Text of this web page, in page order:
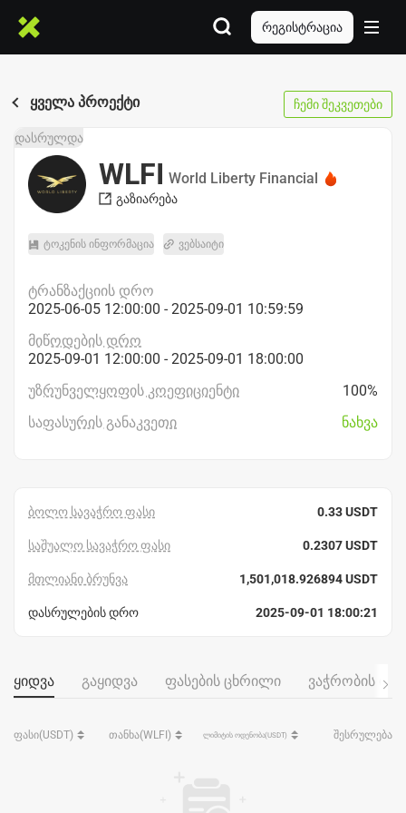
რეგისტრაცია
ყველა პროექტი ჩემი შეკვეთები
დასრულდა
WLFI World Liberty Financial
გაზიარება
ტოკენის ინფორმაცია ვებსაიტი
ტრანზაქციის დრო
2025-06-05 12:00:00 - 2025-09-01 10:59:59
მიწოდების დრო
2025-09-01 12:00:00 - 2025-09-01 18:00:00
უზრუნველყოფის კოეფიციენტი
100%
საფასურის განაკვეთი
ნახვა
ბოლო სავაჭრო ფასი 0.33 USDT
საშუალო სავაჭრო ფასი 0.2307 USDT
მთლიანი ბრუნვა 1,501,018.926894 USDT
დასრულების დრო 2025-09-01 18:00:21
ყიდვა გაყიდვა ფასების ცხრილი ვაჭრობის
ფასი(USDT) თანხა(WLFI) ლიმიტის ოდენობა(USDT) შესრულება